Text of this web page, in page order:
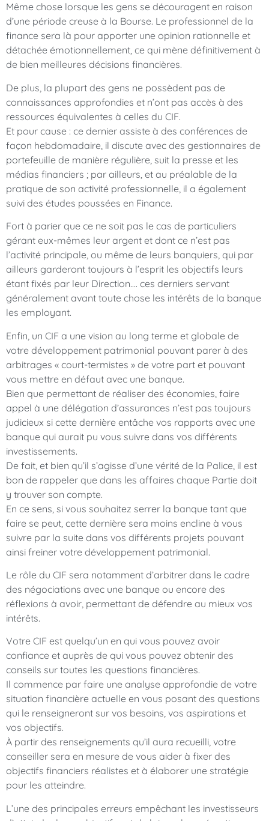
Même chose lorsque les gens se découragent en raison
d’une période creuse à la Bourse. Le professionnel de la
finance sera là pour apporter une opinion rationnelle et
détachée émotionnellement, ce qui mène définitivement à
de bien meilleures décisions financières.
De plus, la plupart des gens ne possèdent pas de
connaissances approfondies et n’ont pas accès à des
ressources équivalentes à celles du CIF.
Et pour cause : ce dernier assiste à des conférences de
façon hebdomadaire, il discute avec des gestionnaires de
portefeuille de manière régulière, suit la presse et les
médias financiers ; par ailleurs, et au préalable de la
pratique de son activité professionnelle, il a également
suivi des études poussées en Finance.
Fort à parier que ce ne soit pas le cas de particuliers
gérant eux-mêmes leur argent et dont ce n’est pas
l’activité principale, ou même de leurs banquiers, qui par
ailleurs garderont toujours à l’esprit les objectifs leurs
étant fixés par leur Direction…. ces derniers servant
généralement avant toute chose les intérêts de la banque
les employant.
Enfin, un CIF a une vision au long terme et globale de
votre développement patrimonial pouvant parer à des
arbitrages « court-termistes » de votre part et pouvant
vous mettre en défaut avec une banque.
Bien que permettant de réaliser des économies, faire
appel à une délégation d’assurances n’est pas toujours
judicieux si cette dernière entâche vos rapports avec une
banque qui aurait pu vous suivre dans vos différents
investissements.
De fait, et bien qu’il s’agisse d’une vérité de la Palice, il est
bon de rappeler que dans les affaires chaque Partie doit
y trouver son compte.
En ce sens, si vous souhaitez serrer la banque tant que
faire se peut, cette dernière sera moins encline à vous
suivre par la suite dans vos différents projets pouvant
ainsi freiner votre développement patrimonial.
Le rôle du CIF sera notamment d’arbitrer dans le cadre
des négociations avec une banque ou encore des
réflexions à avoir, permettant de défendre au mieux vos
intérêts.
Votre CIF est quelqu’un en qui vous pouvez avoir
confiance et auprès de qui vous pouvez obtenir des
conseils sur toutes les questions financières.
Il commence par faire une analyse approfondie de votre
situation financière actuelle en vous posant des questions
qui le renseigneront sur vos besoins, vos aspirations et
vos objectifs.
À partir des renseignements qu’il aura recueilli, votre
conseiller sera en mesure de vous aider à fixer des
objectifs financiers réalistes et à élaborer une stratégie
pour les atteindre.
L’une des principales erreurs empêchant les investisseurs